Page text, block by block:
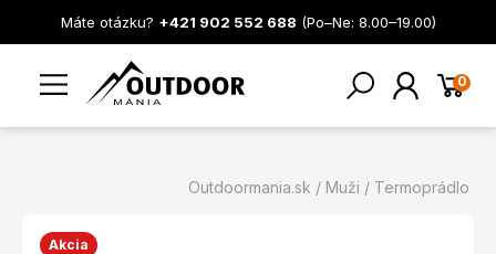
Máte otázku? +421 902 552 688 (Po–Ne: 8.00–19.00)
0
Outdoormania.sk Muži Termoprádlo
Akcia